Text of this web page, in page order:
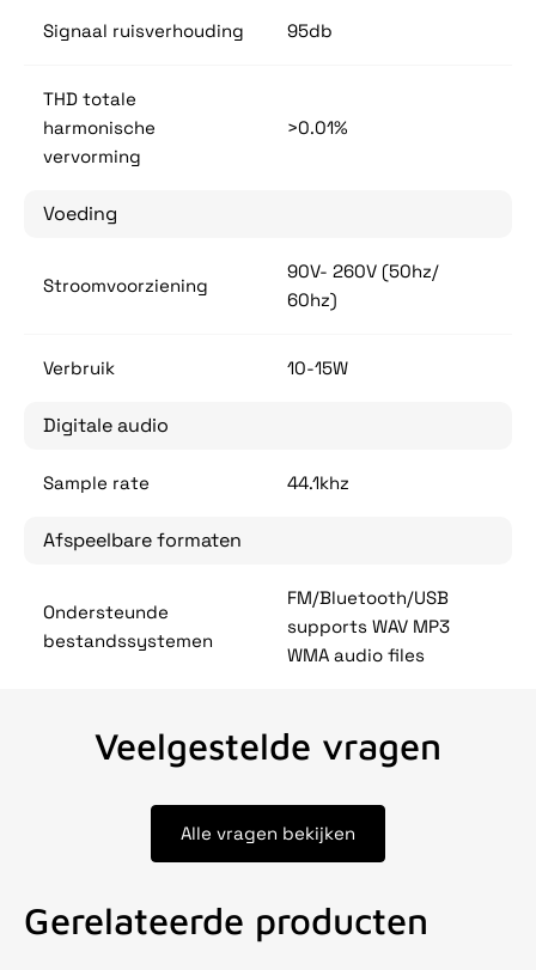
Signaal ruisverhouding 95db
THD totale
harmonische
vervorming
>0.01%
Voeding
Stroomvoorziening
90V- 260V (50hz/
60hz)
Verbruik 10-15W
Digitale audio
Sample rate 44.1khz
Afspeelbare formaten
Ondersteunde
bestandssystemen
FM/Bluetooth/USB
supports WAV MP3
WMA audio files
Veelgestelde vragen
Alle vragen bekijken
Gerelateerde producten